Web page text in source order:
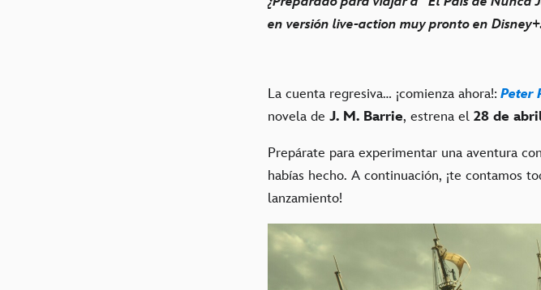
en versión live-action muy pronto en
La cuenta regresiva… ¡comienza ahora!: Peter
novela de J. M. Barrie, estrena el 28 de
Prepárate para experimentar una aventura
habías hecho. A continuación, ¡te contamos
lanzamiento!